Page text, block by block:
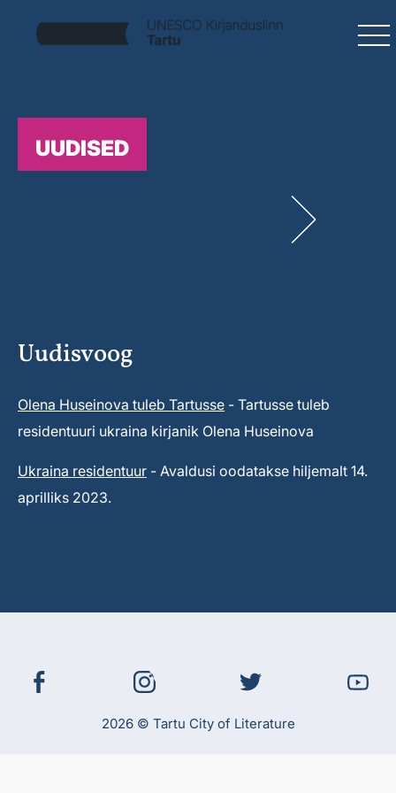
UUDISED
Uudisvoog
Olena Huseinova tuleb Tartusse - Tartusse tuleb
residentuuri ukraina kirjanik Olena Huseinova
Ukraina residentuur - Avaldusi oodatakse hiljemalt 14.
aprilliks 2023.
2026 © Tartu City of Literature